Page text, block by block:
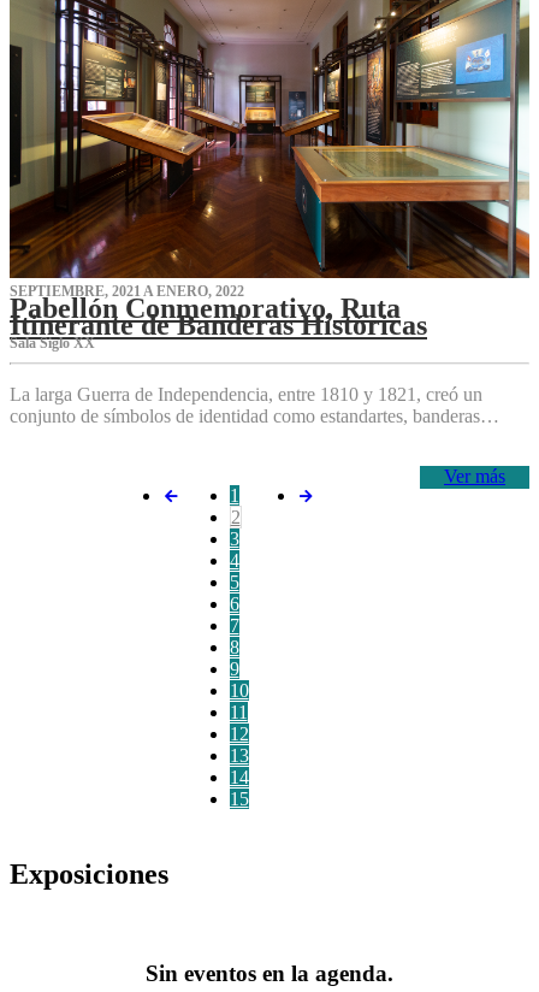
SEPTIEMBRE, 2021 A ENERO, 2022
Pabellón Conmemorativo, Ruta
Itinerante de Banderas Históricas
Sala Siglo XX
La larga Guerra de Independencia, entre 1810 y 1821, creó un
conjunto de símbolos de identidad como estandartes, banderas…
Ver más
1
2
3
4
5
6
7
8
9
10
11
12
13
14
15
Exposiciones
Sin eventos en la agenda.